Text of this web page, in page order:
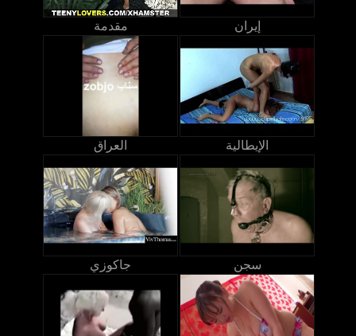
مقدمة إيران
العراق الإيطالية
جاكوزي سجن